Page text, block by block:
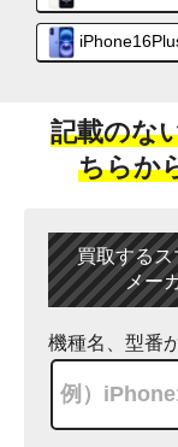
記載のな
ちらか
買取する
メー
機種名、型番